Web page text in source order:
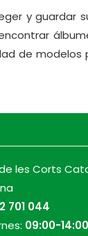
y guardar
de
les Corts
701 044
09:00-